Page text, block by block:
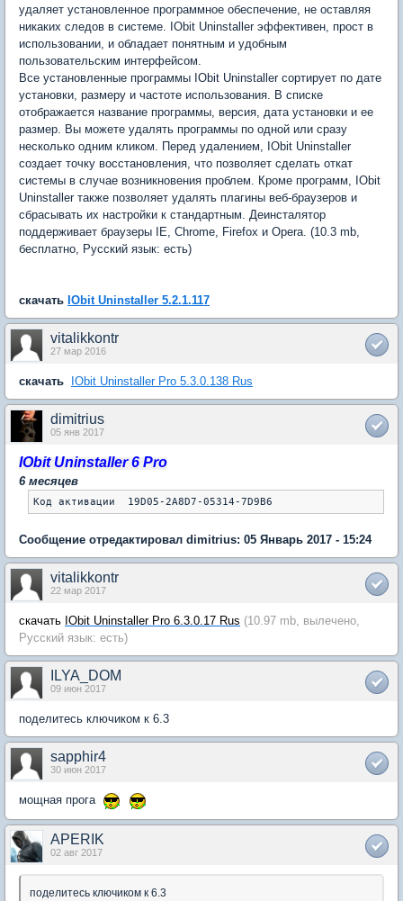
удаляет установленное программное обеспечение, не оставляя
никаких следов в системе. IObit Uninstaller эффективен, прост в
использовании, и обладает понятным и удобным
пользовательским интерфейсом.
Все установленные программы IObit Uninstaller сортирует по дате
установки, размеру и частоте использования. В списке
отображается название программы, версия, дата установки и ее
размер. Вы можете удалять программы по одной или сразу
несколько одним кликом. Перед удалением, IObit Uninstaller
создает точку восстановления, что позволяет сделать откат
системы в случае возникновения проблем. Кроме программ, IObit
Uninstaller также позволяет удалять плагины веб-браузеров и
сбрасывать их настройки к стандартным. Деинсталятор
поддерживает браузеры IE, Chrome, Firefox и Opera. (10.3 mb,
бесплатно, Русский язык: есть)
скачать IObit Uninstaller 5.2.1.117
vitalikkontr
27 мар 2016
скачать IObit Uninstaller Pro 5.3.0.138 Rus
dimitrius
05 янв 2017
IObit Uninstaller 6 Pro
6 месяцев
Сообщение отредактировал dimitrius: 05 Январь 2017 - 15:24
vitalikkontr
22 мар 2017
скачать IObit Uninstaller Pro 6.3.0.17 Rus (10.97 mb, вылечено,
Русский язык: есть)
ILYA_DOM
09 июн 2017
поделитесь ключиком к 6.3
sapphir4
30 июн 2017
мощная прога
APERIK
02 авг 2017
поделитесь ключиком к 6.3